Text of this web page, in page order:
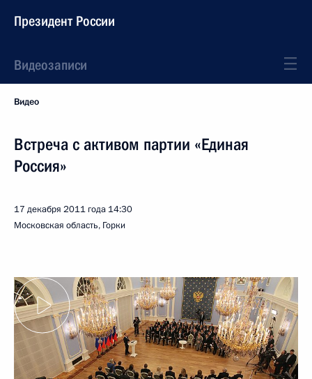
Президент России
Видеозаписи
Видео
Встреча с активом партии «Единая
Россия»
17 декабря 2011 года 14:30
Московская область, Горки